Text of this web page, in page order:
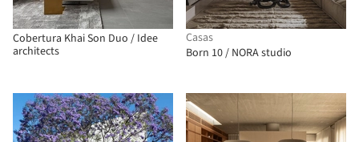
Cobertura Khai Son Duo / Idee
architects
Casas
Born 10 / NORA studio